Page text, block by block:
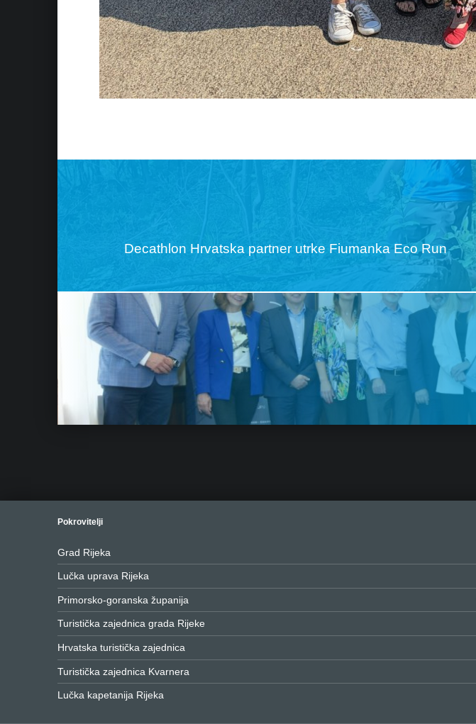
Skip back to main navigation
Post navigation
Decathlon Hrvatska partner utrke Fiumanka Eco Run
Pokrovitelji
Grad Rijeka
Lučka uprava Rijeka
Primorsko-goranska županija
Turistička zajednica grada Rijeke
Hrvatska turistička zajednica
Turistička zajednica Kvarnera
Lučka kapetanija Rijeka